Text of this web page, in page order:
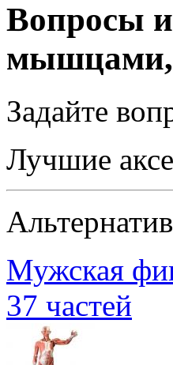
Вопросы
мышцами,
Задайте
Лучшие
Мужская
37 частей